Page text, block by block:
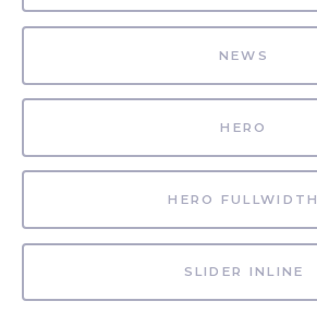
NEWS
HERO
HERO FULLWIDTH
SLIDER INLINE